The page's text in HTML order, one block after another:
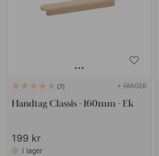
7 + FÄRGER
Handtag Classis - 160mm - Ek
199 kr
I lager